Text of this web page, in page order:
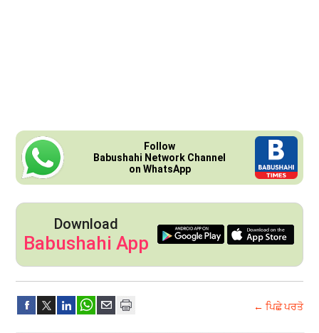
Follow
Babushahi Network Channel
on WhatsApp
Download
Babushahi App
← ਪਿਛੇ ਪਰਤੋ